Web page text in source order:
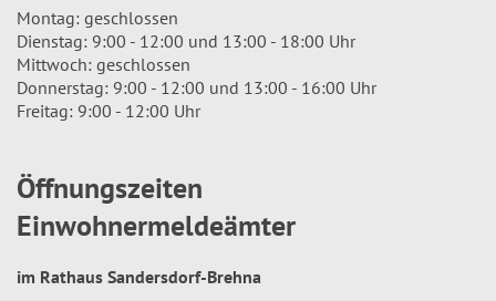
Montag: geschlossen
Dienstag: 9:00 - 12:00 und 13:00 - 18:00 Uhr
Mittwoch: geschlossen
Donnerstag: 9:00 - 12:00 und 13:00 - 16:00 Uhr
Freitag: 9:00 - 12:00 Uhr
Öffnungszeiten
Einwohnermeldeämter
im Rathaus Sandersdorf-Brehna